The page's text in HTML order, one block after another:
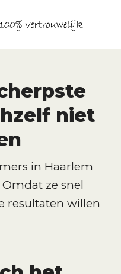
niet
in Haarlem
ze snel
resultaten willen